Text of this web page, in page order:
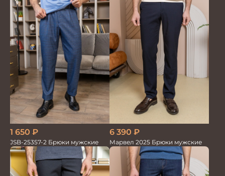
1 650 ₽
JSB-25357-2 Брюки мужские
6 390 ₽
Марвел 2025 Брюки мужские